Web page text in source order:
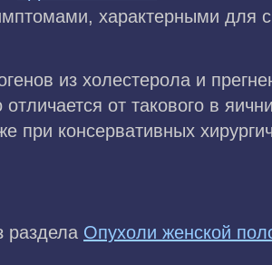
характерными для
из холестерола и
от такового в
при консервативных
раздела Опухоли женской